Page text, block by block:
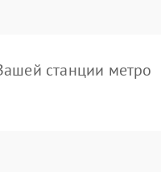
станции метро